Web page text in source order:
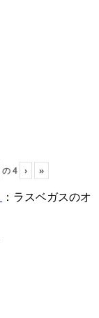
の4 › »
：ラスベガスのオ